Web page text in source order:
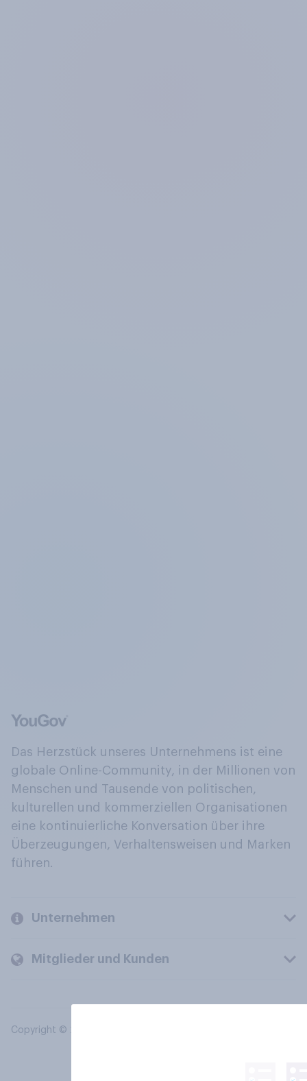
Das Herzstück unseres Unternehmens ist eine
globale Online-Community, in der Millionen von
Menschen und Tausende von politischen,
kulturellen und kommerziellen Organisationen
eine kontinuierliche Konversation über ihre
Überzeugungen, Verhaltensweisen und Marken
führen.
Unternehmen
Mitglieder und Kunden
Copyright © 2026 YouGov PLC. Alle Rechte vorbehalten.